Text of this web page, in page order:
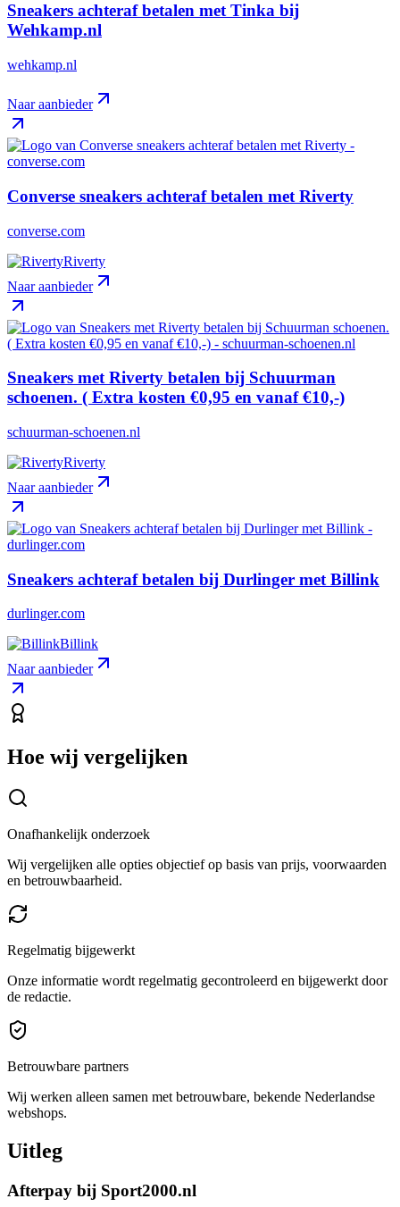
Sneakers achteraf betalen met Tinka bij
Wehkamp.nl
wehkamp.nl
Naar aanbieder
Converse sneakers achteraf betalen met Riverty
converse.com
Riverty
Naar aanbieder
Sneakers met Riverty betalen bij Schuurman
schoenen. ( Extra kosten €0,95 en vanaf €10,-)
schuurman-schoenen.nl
Riverty
Naar aanbieder
Sneakers achteraf betalen bij Durlinger met Billink
durlinger.com
Billink
Naar aanbieder
Hoe wij vergelijken
Onafhankelijk onderzoek
Wij vergelijken alle opties objectief op basis van prijs, voorwaarden
en betrouwbaarheid.
Regelmatig bijgewerkt
Onze informatie wordt regelmatig gecontroleerd en bijgewerkt door
de redactie.
Betrouwbare partners
Wij werken alleen samen met betrouwbare, bekende Nederlandse
webshops.
Uitleg
Afterpay bij Sport2000.nl